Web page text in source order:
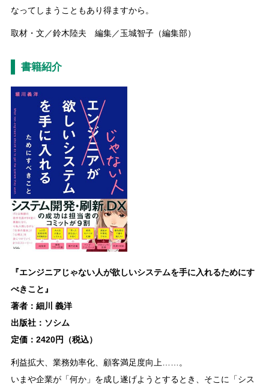
なってしまうこともあり得ますから。
取材・文／鈴木陸夫 編集／玉城智子（編集部）
書籍紹介
『エンジニアじゃない人が欲しいシステムを手に入れるためにす
べきこと』
著者：細川 義洋
出版社：ソシム
定価：2420円（税込）
利益拡大、業務効率化、顧客満足度向上……。
いまや企業が「何か」を成し遂げようとするとき、そこに「シス